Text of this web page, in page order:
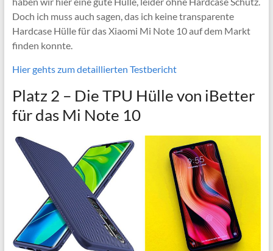
Doch ich muss auch sagen, das ich keine transparente
Hardcase Hülle für das Xiaomi Mi Note 10 auf dem Markt
finden konnte.
Hier gehts zum detaillierten Testbericht
Platz 2 – Die TPU Hülle von iBetter
für das Mi Note 10